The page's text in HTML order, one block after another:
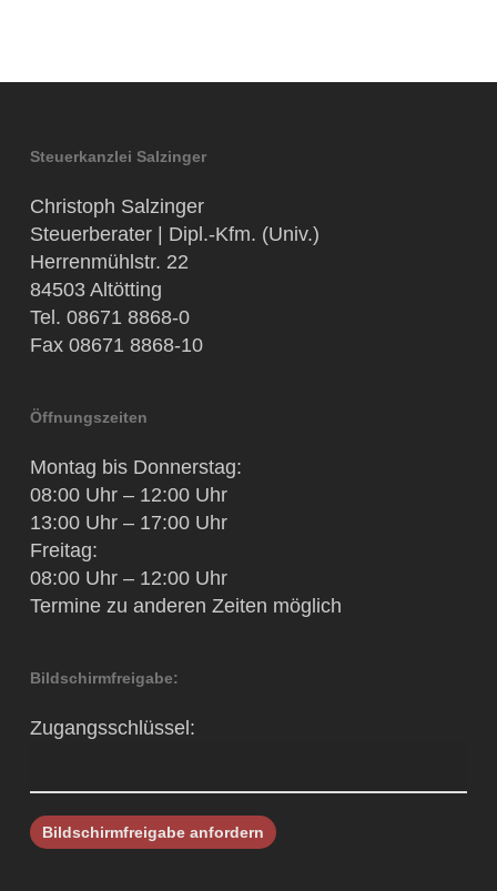
Steuerkanzlei Salzinger
Christoph Salzinger
Steuerberater | Dipl.-Kfm. (Univ.)
Herrenmühlstr. 22
84503 Altötting
Tel. 08671 8868-0
Fax 08671 8868-10
Öffnungszeiten
Montag bis Donnerstag:
08:00 Uhr – 12:00 Uhr
13:00 Uhr – 17:00 Uhr
Freitag:
08:00 Uhr – 12:00 Uhr
Termine zu anderen Zeiten möglich
Bildschirmfreigabe:
Zugangsschlüssel: